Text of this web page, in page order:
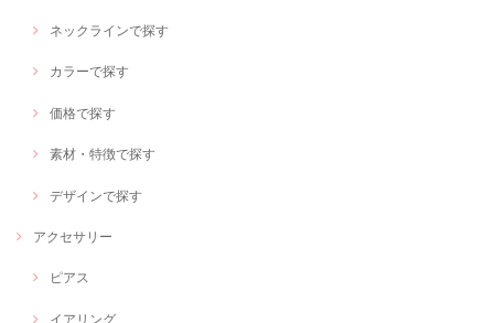
ネックラインで探す
カラーで探す
価格で探す
素材・特徴で探す
デザインで探す
アクセサリー
ピアス
イアリング